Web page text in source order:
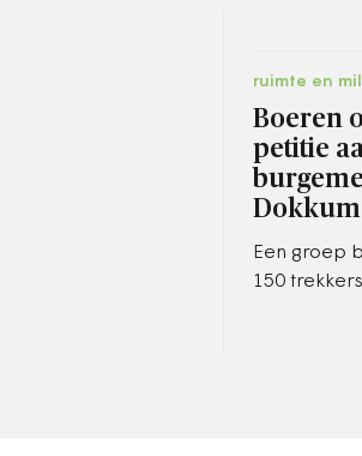
ruimte en
Boeren
petitie
Dokkum
Een groep
150